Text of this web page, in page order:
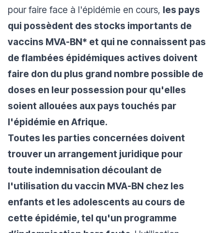
pour faire face à l'épidémie en cours, les pays
qui possèdent des stocks importants de
vaccins MVA-BN* et qui ne connaissent pas
de flambées épidémiques actives doivent
faire don du plus grand nombre possible de
doses en leur possession pour qu'elles
soient allouées aux pays touchés par
l'épidémie en Afrique.
Toutes les parties concernées doivent
trouver un arrangement juridique pour
toute indemnisation découlant de
l'utilisation du vaccin MVA-BN chez les
enfants et les adolescents au cours de
cette épidémie, tel qu'un programme